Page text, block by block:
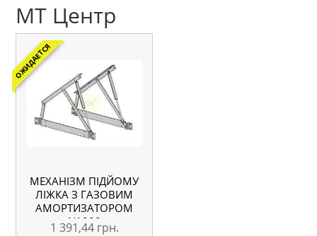
МТ Центр
ОЖИДАЕТСЯ
МЕХАНІЗМ ПІДЙОМУ
ЛІЖКА З ГАЗОВИМ
АМОРТИЗАТОРОМ
N1000
1 391,44 грн.